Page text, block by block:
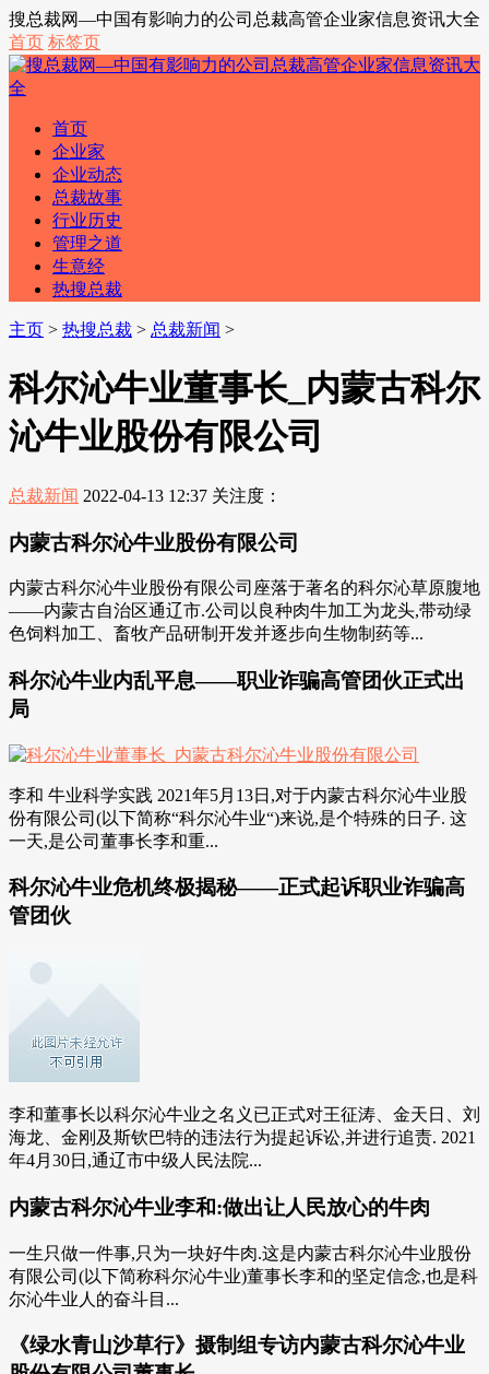
搜总裁网—中国有影响力的公司总裁高管企业家信息资讯大全
首页 标签页
首页
企业家
企业动态
总裁故事
行业历史
管理之道
生意经
热搜总裁
主页 > 热搜总裁 > 总裁新闻 >
科尔沁牛业董事长_内蒙古科尔
沁牛业股份有限公司
总裁新闻 2022-04-13 12:37 关注度：
内蒙古科尔沁牛业股份有限公司
内蒙古科尔沁牛业股份有限公司座落于著名的科尔沁草原腹地
——内蒙古自治区通辽市.公司以良种肉牛加工为龙头,带动绿
色饲料加工、畜牧产品研制开发并逐步向生物制药等...
科尔沁牛业内乱平息——职业诈骗高管团伙正式出
局
李和 牛业科学实践 2021年5月13日,对于内蒙古科尔沁牛业股
份有限公司(以下简称“科尔沁牛业“)来说,是个特殊的日子. 这
一天,是公司董事长李和重...
科尔沁牛业危机终极揭秘——正式起诉职业诈骗高
管团伙
李和董事长以科尔沁牛业之名义已正式对王征涛、金天日、刘
海龙、金刚及斯钦巴特的违法行为提起诉讼,并进行追责. 2021
年4月30日,通辽市中级人民法院...
内蒙古科尔沁牛业李和:做出让人民放心的牛肉
一生只做一件事,只为一块好牛肉.这是内蒙古科尔沁牛业股份
有限公司(以下简称科尔沁牛业)董事长李和的坚定信念,也是科
尔沁牛业人的奋斗目...
《绿水青山沙草行》摄制组专访内蒙古科尔沁牛业